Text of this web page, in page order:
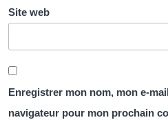
Site web
Enregistrer mon nom, mon e-
navigateur pour mon prochain